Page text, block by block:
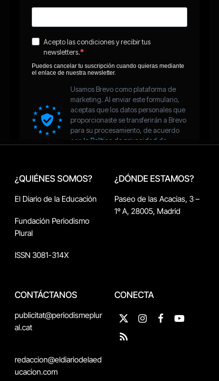
¿QUIÉNES SOMOS?
El Diario de la Educación
Fundación Periodismo
Plural
ISSN 3081-314X
¿DÓNDE ESTAMOS?
Paseo de las Acacias, 3 –
1º A, 28005, Madrid
CONTÁCTANOS
publicitat@periodismeplur
al.cat
redaccion@eldiariodelaed
ucacion.com
CONECTA
X
(Twitter)
InstagramFacebookYouTube
RSS